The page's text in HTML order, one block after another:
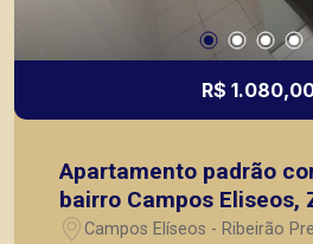
R$
Apartamento padrão
bairro Campos Eliseos,
Ribeirão Preto SP
Campos Elíseos - Ribeirão